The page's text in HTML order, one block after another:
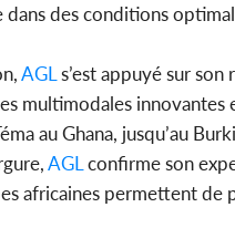
des conditions
AGL s’est appuyé sur
multimodales innovantes
au Ghana, jusqu’au
AGL confirme son
africaines permettent de